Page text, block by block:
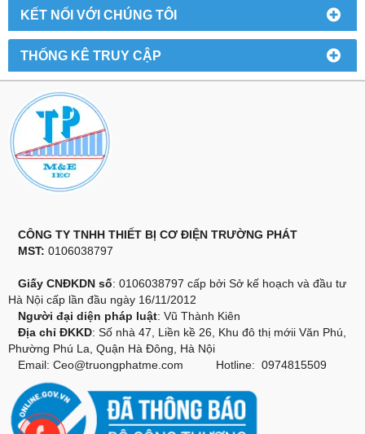
KẾT NỐI VỚI CHÚNG TÔI
THỐNG KÊ TRUY CẬP
CÔNG TY TNHH THIẾT BỊ CƠ ĐIỆN TRƯỜNG PHÁT
MST: 0106038797
Giấy CNĐKDN số: 0106038797 cấp bởi Sở kế hoạch và đầu tư
Hà Nội cấp lần đầu ngày 16/11/2012
Người đại diện pháp luật: Vũ Thành Kiên
Địa chỉ ĐKKD: Số nhà 47, Liền kề 26, Khu đô thị mớii Văn Phú,
Phường Phú La, Quận Hà Đông, Hà Nội
Email: Ceo@truongphatme.com Hotline: 0974815509